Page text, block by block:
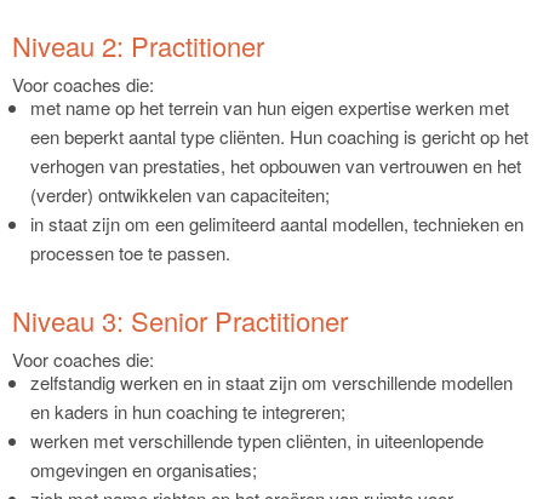
Niveau 2: Practitioner
Voor coaches die:
met name op het terrein van hun eigen expertise werken met
een beperkt aantal type cliënten. Hun coaching is gericht op het
verhogen van prestaties, het opbouwen van vertrouwen en het
(verder) ontwikkelen van capaciteiten;
in staat zijn om een gelimiteerd aantal modellen, technieken en
processen toe te passen.
Niveau 3: Senior Practitioner
Voor coaches die:
zelfstandig werken en in staat zijn om verschillende modellen
en kaders in hun coaching te integreren;
werken met verschillende typen cliënten, in uiteenlopende
omgevingen en organisaties;